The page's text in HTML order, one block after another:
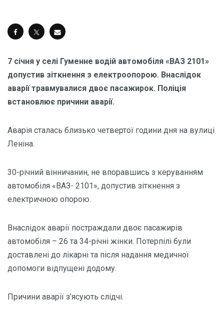
7 січня у селі Гуменне водій автомобіля «ВАЗ 2101»
допустив зіткнення з електроопорою. Внаслідок
аварії травмувалися двоє пасажирок. Поліція
встановлює причини аварії.
Аварія сталась близько четвертої години дня на вулиці
Леніна.
30-річний вінничанин, не впоравшись з керуванням
автомобіля «ВАЗ- 2101», допустив зіткнення з
електричною опорою.
Внаслідок аварії постраждали двоє пасажирів
автомобіля – 26 та 34-річні жінки. Потерпілі були
доставлені до лікарні та після надання медичної
допомоги відпущені додому.
Причини аварії з’ясують слідчі.